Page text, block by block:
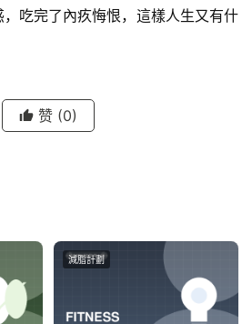
吃完了內疚悔恨，這樣人生又有什
赞 (0)
減脂計劃